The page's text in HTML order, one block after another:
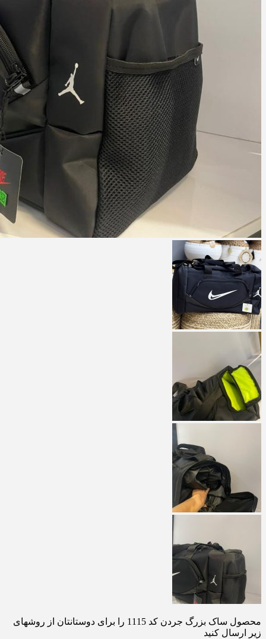
محصول ساک بزرگ جردن کد 1115 را برای دوستانتان از روشهای
زیر ارسال کنید